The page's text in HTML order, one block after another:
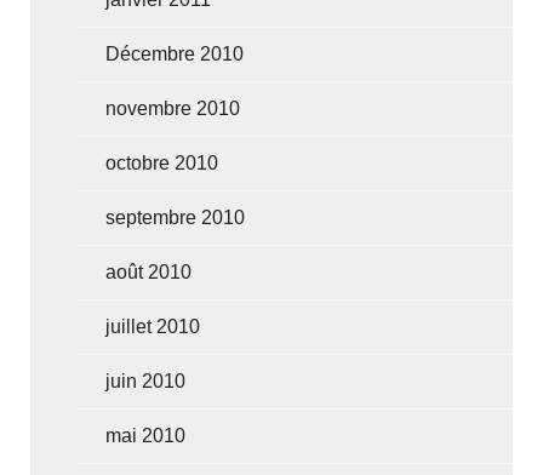
Décembre 2010
novembre 2010
octobre 2010
septembre 2010
août 2010
juillet 2010
juin 2010
mai 2010